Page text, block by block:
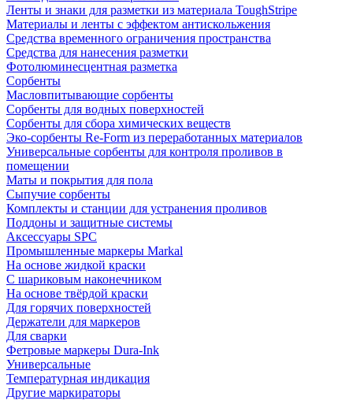
Ленты и знаки для разметки из материала ToughStripe
Материалы и ленты с эффектом антискольжения
Средства временного ограничения пространства
Средства для нанесения разметки
Фотолюминесцентная разметка
Сорбенты
Масловпитывающие сорбенты
Сорбенты для водных поверхностей
Сорбенты для сбора химических веществ
Эко-сорбенты Re-Form из переработанных материалов
Универсальные сорбенты для контроля проливов в
помещении
Маты и покрытия для пола
Сыпучие сорбенты
Комплекты и станции для устранения проливов
Поддоны и защитные системы
Аксессуары SPC
Промышленные маркеры Markal
На основе жидкой краски
С шариковым наконечником
На основе твёрдой краски
Для горячих поверхностей
Держатели для маркеров
Для сварки
Фетровые маркеры Dura-Ink
Универсальные
Температурная индикация
Другие маркираторы